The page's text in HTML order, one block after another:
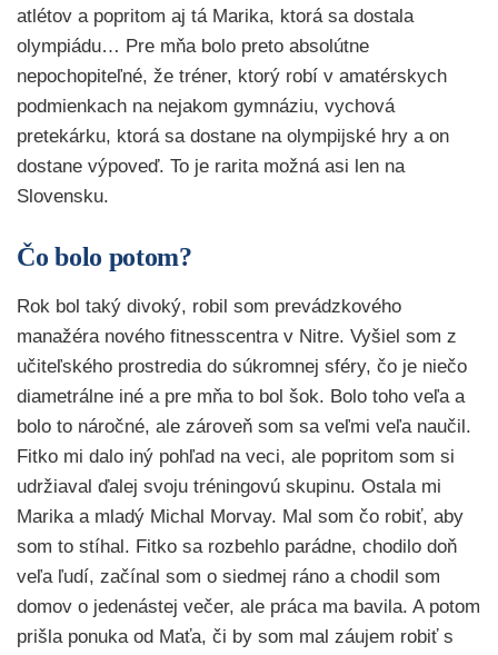
atlétov a popritom aj tá Marika, ktorá sa dostala
olympiádu… Pre mňa bolo preto absolútne
nepochopiteľné, že tréner, ktorý robí v amatérskych
podmienkach na nejakom gymnáziu, vychová
pretekárku, ktorá sa dostane na olympijské hry a on
dostane výpoveď. To je rarita možná asi len na
Slovensku.
Čo bolo potom?
Rok bol taký divoký, robil som prevádzkového
manažéra nového fitnesscentra v Nitre. Vyšiel som z
učiteľského prostredia do súkromnej sféry, čo je niečo
diametrálne iné a pre mňa to bol šok. Bolo toho veľa a
bolo to náročné, ale zároveň som sa veľmi veľa naučil.
Fitko mi dalo iný pohľad na veci, ale popritom som si
udržiaval ďalej svoju tréningovú skupinu. Ostala mi
Marika a mladý Michal Morvay. Mal som čo robiť, aby
som to stíhal. Fitko sa rozbehlo parádne, chodilo doň
veľa ľudí, začínal som o siedmej ráno a chodil som
domov o jedenástej večer, ale práca ma bavila. A potom
prišla ponuka od Maťa, či by som mal záujem robiť s